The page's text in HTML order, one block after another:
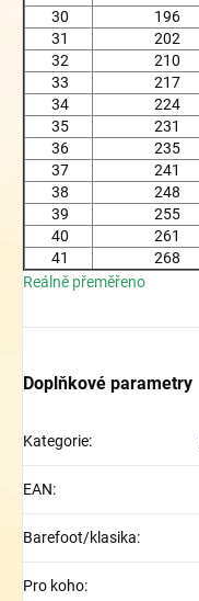
30
196
31
202
32
210
33
217
34
224
35
231
36
235
37
241
38
248
39
255
40
261
41
268
Reálně přeměřeno
Doplňkové parametry
Kategorie:
EAN:
Barefoot/klasika:
Pro koho: